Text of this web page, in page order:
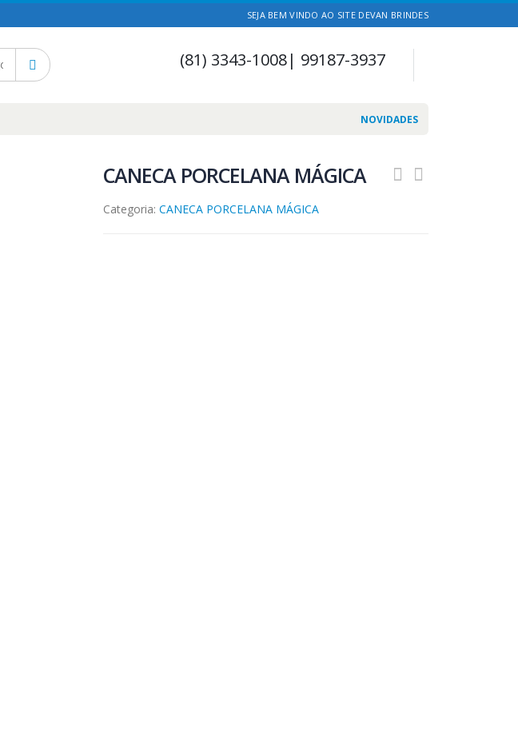
SEJA BEM VINDO AO SITE DEVAN BRINDES
(81) 3343-1008| 99187-3937
NOVIDADES
CANECA PORCELANA MÁGICA
Categoria: CANECA PORCELANA MÁGICA